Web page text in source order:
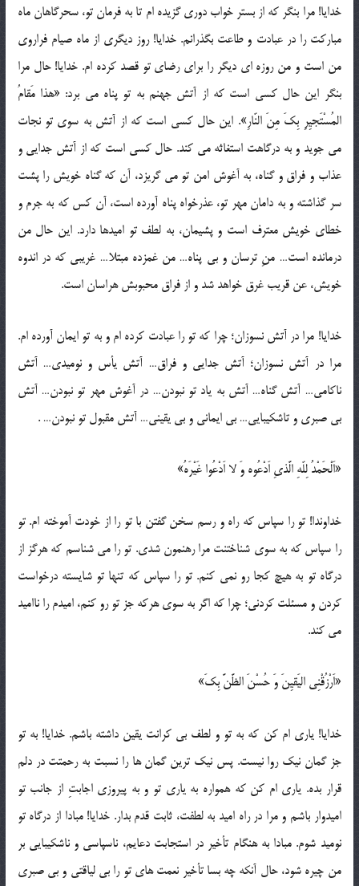
خدایا! مرا بنگر که از بستر خواب دوری گزیده ام تا به فرمان تو، سحرگاهان ماه
مبارکت را در عبادت و طاعت بگذرانم. خدایا! روز دیگری از ماه صیام فراروی
من است و من روزه ای دیگر را برای رضای تو قصد کرده ام. خدایا! حال مرا
بنگر این حال کسی است که از آتش جهنم به تو پناه می برد: «هذا مَقامُ
المُسْتَجیِرِ بِکَ مِنَ النّارِ». این حال کسی است که از آتش به سوی تو نجات
می جوید و به درگاهت استغاثه می کند. حال کسی است که از آتش جدایی و
عذاب و فراق و گناه، به آغوش امن تو می گریزد، آن که گناه خویش را پشت
سر گذاشته و به دامان مهر تو، عذرخواه پناه آورده است، آن کس که به جرم و
خطای خویش معترف است و پشیمان، به لطف تو امیدها دارد. این حال من
درمانده است… منِ ترسان و بی پناه… من غمزده مبتلا… غریبی که در اندوه
خویش، عن قریب غرق خواهد شد و از فراق محبوبش هراسان است.
خدایا! مرا در آتش نسوزان؛ چرا که تو را عبادت کرده ام و به تو ایمان آورده ام.
مرا در آتش نسوزان؛ آتش جدایی و فراق… آتش یأس و نومیدی… آتش
ناکامی… آتش گناه… آتش به یاد تو نبودن… در آغوش مهر تو نبودن… آتش
بی صبری و تاشکیبایی… بی ایمانی و بی یقینی… آتش مقبول تو نبودن… .
«اَلْحَمْدُ لِلّهِ الَّذیِ اَدْعُوه وَ لا اَدْعُوا غَیْرَهُ»
خداوندا! تو را سپاس که راه و رسم سخن گفتن با تو را از خودت آموخته ام. تو
را سپاس که به سوی شناختنت مرا رهنمون شدی. تو را می شناسم که هرگز از
درگاه تو به هیچ کجا رو نمی کنم. تو را سپاس که تنها تو شایسته درخواست
کردن و مسئلت کردنی؛ چرا که اگر به سوی هرکه جز تو رو کنم، امیدم را ناامید
می کند.
«اَرْزُقْنِی الیَقیِنَ وَ حُسْنَ الظَّنَّ بِکَ»
خدایا! یاری ام کن که به تو و لطف بی کرانت یقین داشته باشم. خدایا! به تو
جز گمان نیک روا نیست. پس نیک ترین گمان ها را نسبت به رحمتت در دلم
قرار بده. یاری ام کن که همواره به یاری تو و به پیروزی اجابتِ از جانب تو
امیدوار باشم و مرا در راه امید به لطفت، ثابت قدم بدار. خدایا! مبادا از درگاه تو
نومید شوم. مبادا به هنگام تأخیر در استجابت دعایم، ناسپاسی و ناشکیبایی بر
من چیره شود، حال آنکه چه بسا تأخیر نعمت های تو را بی لیاقتی و بی صبری